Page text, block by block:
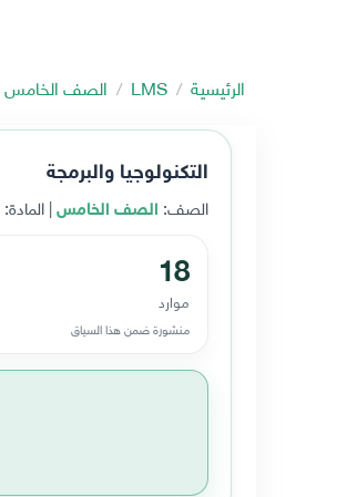
الرئيسية LMS الصف الخامس
التكنولوجيا والبرمجة
الصف: الصف الخامس| المادة:
18
موارد
منشورة ضمن هذا السياق